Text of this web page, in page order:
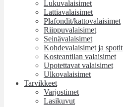
Lukuvalaisimet
Lattiavalaisimet
Plafondit/kattovalaisimet
Riippuvalaisimet
Seinävalaisimet
Kohdevalaisimet ja spotit
Kosteantilan valaisimet
Upotettavat valaisimet
Ulkovalaisimet
Tarvikkeet
Varjostimet
Lasikuvut